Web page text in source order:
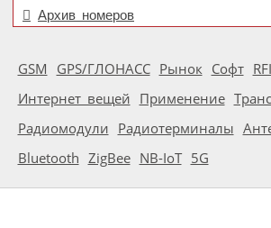
Архив номеров
GSM GPS/ГЛОНАСС Рынок Софт
Интернет вещей Применение
Радиомодули Радиотерминалы
Bluetooth ZigBee NB-IoT 5G